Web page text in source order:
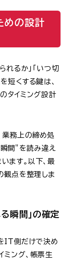
めの設計
れるか」「いつ切
短くする鍵は、
タイミング設計
業務上の締め処
間”を読み違え
ます。以下、最
観点を整理しま
瞬間」の確定
IT側だけで決め
ミング、帳票生